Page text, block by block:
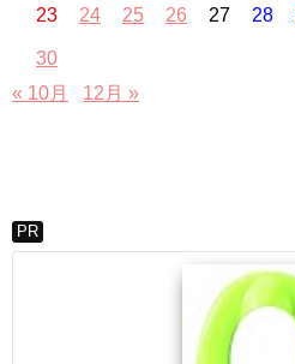
23 24 25 26 27 28
30
« 10月
12月 »
PR